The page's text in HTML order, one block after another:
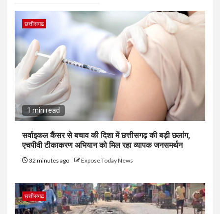
छत्तीसगढ
1 min read
सर्वाइकल कैंसर से बचाव की दिशा में छत्तीसगढ़ की बड़ी छलांग,
एचपीवी टीकाकरण अभियान को मिल रहा व्यापक जनसमर्थन
32 minutes ago Expose Today News
छत्तीसगढ